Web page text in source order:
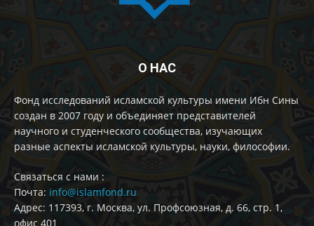
О НАС
Фонд исследований исламской культуры имени Ибн Сины
создан в 2007 году и объединяет представителей
научного и студенческого сообщества, изучающих
разные аспекты исламской культуры, науки, философии.
Cвязаться с нами :
Почта: info@islamfond.ru
Адрес: 117393, г. Москва, ул. Профсоюзная, д. 66, стр. 1,
офис 401